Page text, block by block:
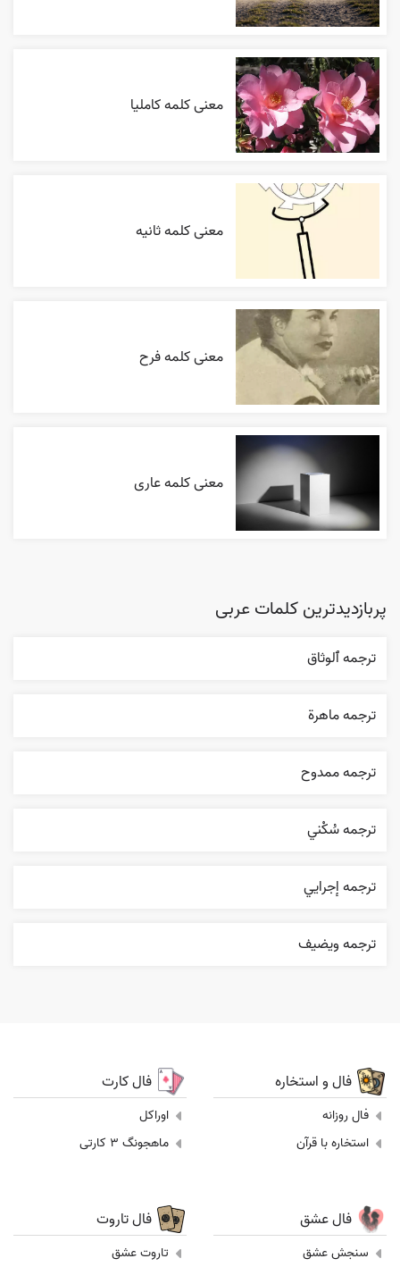
معنی کلمه کاملیا
معنی کلمه ثانیه
معنی کلمه فرح
معنی کلمه عاری
پربازدیدترین کلمات عربی
ترجمه ٱلوثاق
ترجمه ماهرة
ترجمه ممدوح
ترجمه سُکْني
ترجمه إجرایي
ترجمه ويضيف
فال و استخاره
فال روزانه
استخاره با قرآن
فال کارت
اوراکل
ماهجونگ 3 کارتی
فال عشق
سنجش عشق
فال تاروت
تاروت عشق